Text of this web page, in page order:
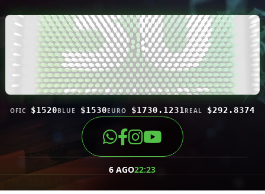
OFIC $1520BLUE $1530EURO $1730.1231 REAL $292.8374
6 AGO22:23